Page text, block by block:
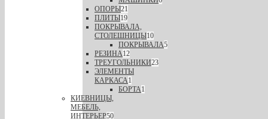
ОПОРЫ21
ПЛИТЫ19
ПОКРЫВАЛА,
СТОЛЕШНИЦЫ10
ПОКРЫВАЛА5
РЕЗИНА12
ТРЕУГОЛЬНИКИ23
ЭЛЕМЕНТЫ
КАРКАСА1
БОРТА1
КИЕВНИЦЫ,
МЕБЕЛЬ,
ИНТЕРЬЕР50